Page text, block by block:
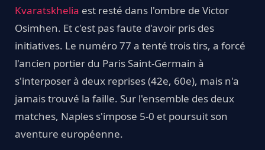
Kvaratskhelia est resté dans l'ombre de Victor
Osimhen. Et c'est pas faute d'avoir pris des
initiatives. Le numéro 77 a tenté trois tirs, a forcé
l'ancien portier du Paris Saint-Germain à
s'interposer à deux reprises (42e, 60e), mais n'a
jamais trouvé la faille. Sur l'ensemble des deux
matches, Naples s'impose 5-0 et poursuit son
aventure européenne.